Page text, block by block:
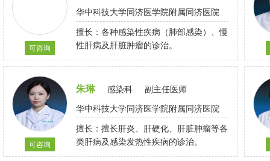
可咨询
华中科技大学同济医学院附属同济医院
擅长：各种感染性疾病（肺部感染）、慢
性肝病及肝脏肿瘤的诊治。
可咨询
朱琳 感染科
副主任医师
华中科技大学同济医学院附属同济医院
擅长：擅长肝炎、肝硬化、肝脏肿瘤等各
类肝病及感染发热性疾病的诊治。